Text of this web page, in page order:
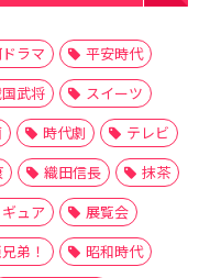
ラマ
平安時代
武将
スイーツ
時代劇
テレビ
織田信長
抹茶
ュア
展覧会
弟！
昭和時代